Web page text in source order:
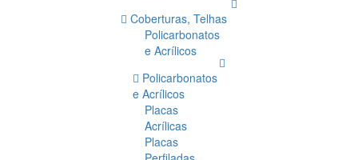
Coberturas, Telhas
Policarbonatos
e Acrílicos
Policarbonatos
e Acrílicos
Placas
Acrílicas
Placas